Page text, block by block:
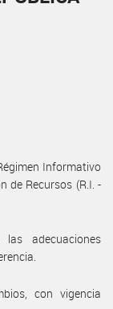
Informativo
de Recursos (R.I. -
adecuaciones
con vigencia